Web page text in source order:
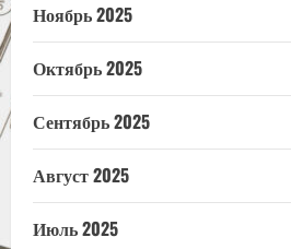
Ноябрь 2025
Октябрь 2025
Сентябрь 2025
Август 2025
Июль 2025